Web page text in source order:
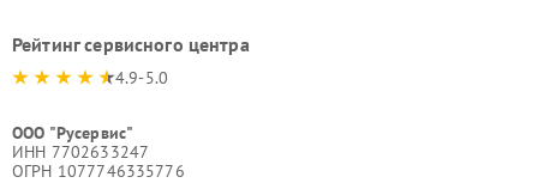
Рейтинг сервисного центра
4.9-5.0
ООО "Русервис"
ИНН 7702633247
ОГРН 1077746335776